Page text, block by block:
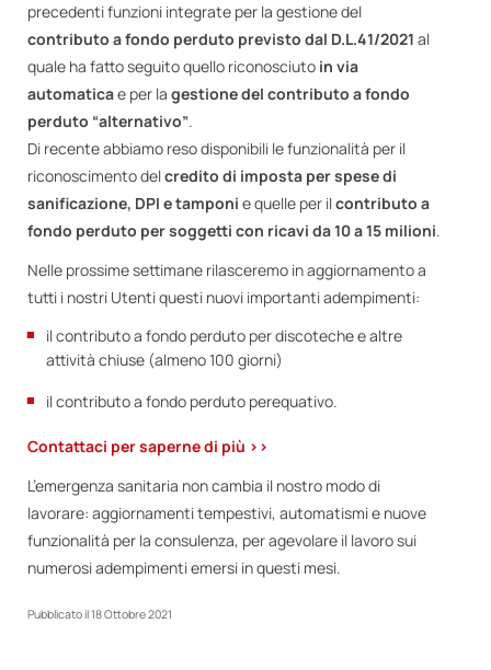
precedenti funzioni integrate per la gestione del
contributo a fondo perduto previsto dal D.L.41/2021 al
quale ha fatto seguito quello riconosciuto in via
automaticae per la gestione del contributo a fondo
perduto “alternativo”.
Di recente abbiamo reso disponibili le funzionalità per il
riconoscimento delcredito di imposta per spese di
sanificazione, DPI e tamponi e quelle per ilcontributo a
fondo perduto per soggetti con ricavi da 10 a 15 milioni.
Nelle prossime settimane rilasceremo in aggiornamento a
tutti i nostri Utenti questi nuovi importanti adempimenti:
il contributo a fondo perduto per discoteche e altre
attività chiuse (almeno 100 giorni)
il contributo a fondo perduto perequativo.
Contattaci per saperne di più >>
L’emergenza sanitaria non cambia il nostro modo di
lavorare: aggiornamenti tempestivi, automatismi e nuove
funzionalità per la consulenza, per agevolare il lavoro sui
numerosi adempimenti emersi in questi mesi.
Pubblicato il18 Ottobre 2021